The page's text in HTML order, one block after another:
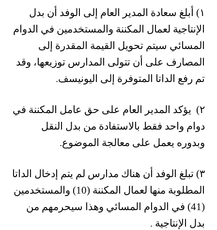
١) أبلغ سعادة المدير العام إلى الوفد أن بدل
الإنتاجية لعمال المكننة والمستخدمين في الدوام
المسائي سيتم تحويل القيمة المقدرة إلى
المصارف على أن تتولى المدارس توزيعها، وقد
تم رفع الداتا المتوفرة إلى اليونيسف.
٢) يؤكد المدير العام على حق عامل المكننة في
دوام واحد فقط بالاستفادة من بدل النقل
وبدوره يعمل على معالجة الموضوع.
٣) تبلغ الوفد أن هناك مدارس لم يتم إدخال الداتا
المطلوبة منها لعمال المكننة (10) والمستخدمين
(41) في الدوام المسائي وهذا سيحرمهم من
بدل الإنتاجية .